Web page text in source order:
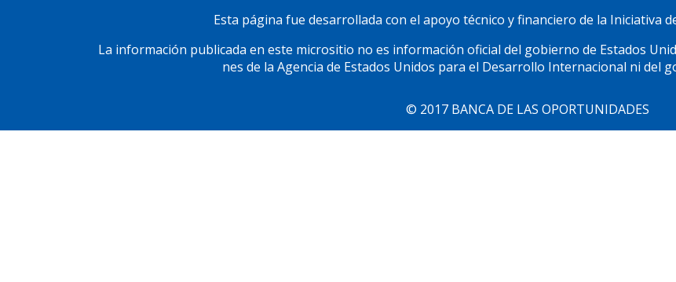
Esta página fue desarrollada con el apoyo técnico y financiero de la Iniciativa
La información publicada en este micrositio no es información oficial del gobierno de Estados
nes de la Agencia de Estados Unidos para el Desarrollo Internacional ni del
© 2017 BANCA DE LAS OPORTUNIDADES